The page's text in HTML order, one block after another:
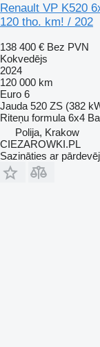
Renault VP K520
120 tho. km! / 202
138 400 € Bez PVN
Kokvedējs
2024
120 000 km
Euro 6
Jauda 520 ZS (382
Riteņu formula 6x4
Polija, Krakow
CIEZAROWKI.PL
Sazināties ar